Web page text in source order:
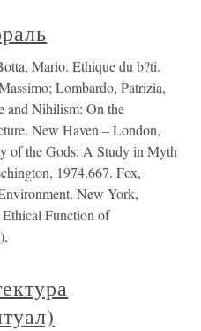
Mario. Ethique du b?ti.
Lombardo, Patrizia,
and Nihilism: On the
New Haven – London,
of the Gods: A Study in Myth
1974.667. Fox,
New York,
Function of